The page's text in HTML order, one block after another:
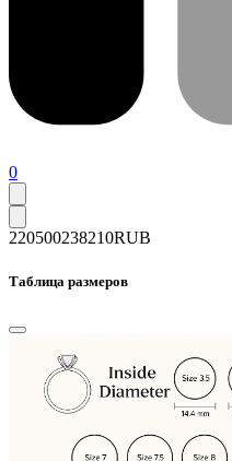
0
220500238210RUB
Таблица размеров